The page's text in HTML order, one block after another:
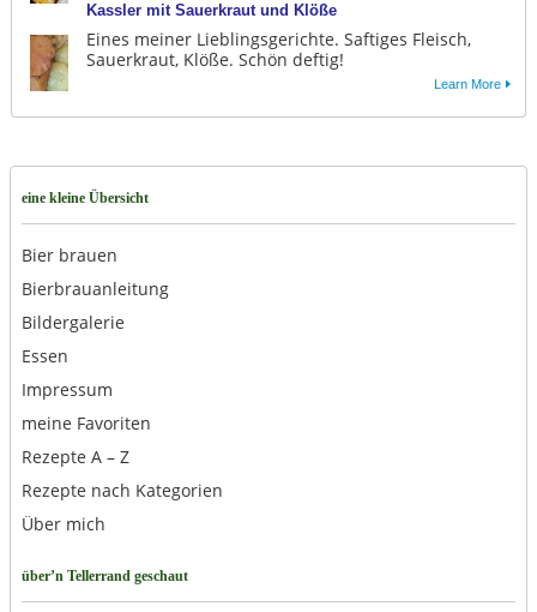
Kassler mit Sauerkraut und Klöße
Eines meiner Lieblingsgerichte. Saftiges Fleisch,
Sauerkraut, Klöße. Schön deftig!
Learn More
eine kleine Übersicht
Bier brauen
Bierbrauanleitung
Bildergalerie
Essen
Impressum
meine Favoriten
Rezepte A – Z
Rezepte nach Kategorien
Über mich
über’n Tellerrand geschaut